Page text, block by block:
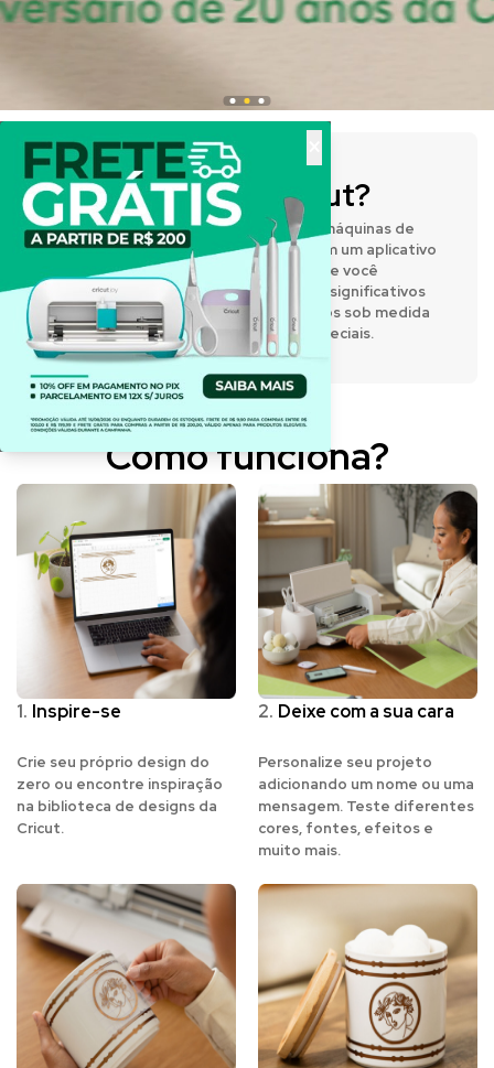
O que é a Cricut?
A Cricut® fabrica prensas térmicas e máquinas de
corte inteligentes que funcionam com um aplicativo
de design fácil de usar, permitindo que você
expresse sua criatividade e crie itens significativos
e personalizados. Desenvolva projetos sob medida
para o dia a dia e para momentos especiais.
Como funciona?
1. Inspire-se
Crie seu próprio design do
zero ou encontre inspiração
na biblioteca de designs da
Cricut.
2. Deixe com a sua cara
Personalize seu projeto
adicionando um nome ou uma
mensagem. Teste diferentes
cores, fontes, efeitos e
muito mais.